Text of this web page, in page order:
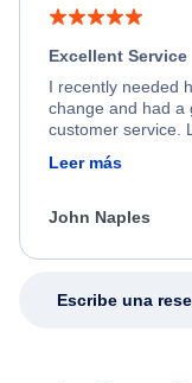
Excellent Service
I recently needed
change and had a
customer service.
friendly, and very
process. She
appreciate her
Leer más
John Naples
Escribe una